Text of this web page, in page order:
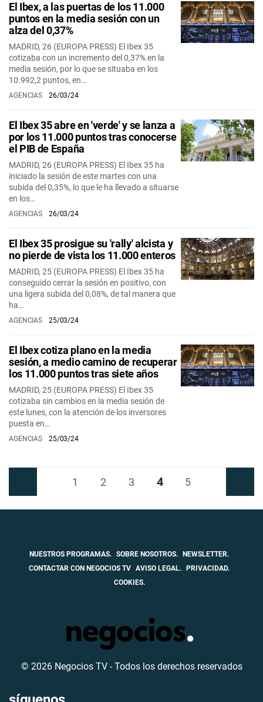
El Ibex, a las puertas de los 11.000
puntos en la media sesión con un
alza del 0,37%
MADRID, 26 (EUROPA PRESS) El Ibex 35
cotizaba con un incremento del 0,37% en la
media sesión, por lo que se situaba en los
10.992,2 puntos, en…
AGENCIAS 26/03/24
El Ibex 35 abre en 'verde' y se lanza a
por los 11.000 puntos tras conocerse
el PIB de España
MADRID, 26 (EUROPA PRESS) El Ibex 35 ha
iniciado la sesión de este martes con una
subida del 0,35%, lo que le ha llevado a situarse
en los…
AGENCIAS 26/03/24
El Ibex 35 prosigue su 'rally' alcista y
no pierde de vista los 11.000 enteros
MADRID, 25 (EUROPA PRESS) El Ibex 35 ha
conseguido cerrar la sesión en positivo, con
una ligera subida del 0,08%, de tal manera que
ha…
AGENCIAS 25/03/24
El Ibex cotiza plano en la media
sesión, a medio camino de recuperar
los 11.000 puntos tras siete años
MADRID, 25 (EUROPA PRESS) El Ibex 35
cotizaba sin cambios en la media sesión de
este lunes, con la atención de los inversores
puesta en…
AGENCIAS 25/03/24
1 2 3 4 5
NUESTROS PROGRAMAS. SOBRE NOSOTROS.
NEWSLETTER.
CONTACTAR CON NEGOCIOS TV AVISO LEGAL.
PRIVACIDAD.
COOKIES.
© 2026 Negocios TV - Todos los derechos reservados